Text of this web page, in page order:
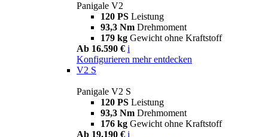
Panigale V2
120 PS Leistung
93,3 Nm Drehmoment
179 kg Gewicht ohne Kraftstoff
Ab 16.590 € i
Konfigurieren mehr entdecken
V2 S
Panigale V2 S
120 PS Leistung
93,3 Nm Drehmoment
176 kg Gewicht ohne Kraftstoff
Ab 19.190 € i